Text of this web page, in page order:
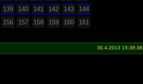
139 140 141 142 143
144
156 157 158 159 160
161
30.4.2013 15:38:38